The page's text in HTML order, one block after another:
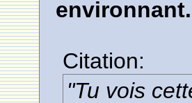
environnant.
Citation:
"Tu vois